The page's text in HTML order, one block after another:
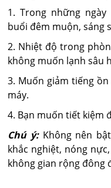
1. Trong những
buổi đêm muộn, sáng
2. Nhiệt độ trong
không muốn lạnh sâu
3. Muốn giảm tiếng
máy.
4. Bạn muốn tiết kiệm
Chú ý: Không nên
khắc nghiệt, nóng
không gian rộng đông